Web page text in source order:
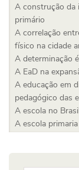
A construção da
primário
A correlação
físico na cidade
A determinação
A EaD na
A educação em
pedagógico das
A escola no
A escola